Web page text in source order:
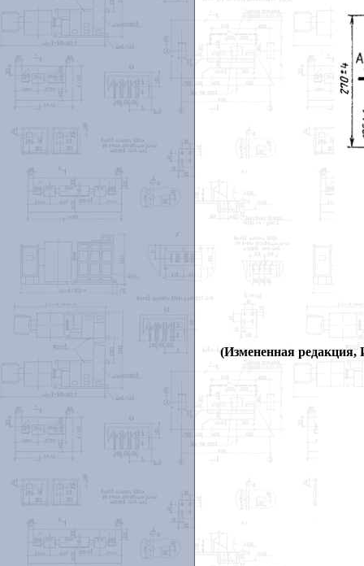
(Измененная